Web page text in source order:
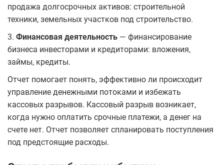
продажа долгосрочных активов: строительной
техники, земельных участков под строительство.
3. Финансовая деятельность — финансирование
бизнеса инвесторами и кредиторами: вложения,
займы, кредиты.
Отчет помогает понять, эффективно ли происходит
управление денежными потоками и избежать
кассовых разрывов. Кассовый разрыв возникает,
когда нужно оплатить срочные платежи, а денег на
счете нет. Отчет позволяет спланировать поступления
под предстоящие расходы.